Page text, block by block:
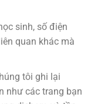
sinh, số điện
quan khác mà
tôi ghi lại
như các trang bạn